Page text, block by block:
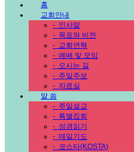
홈
교회안내
- 인사말
- 목표와 비전
- 교회연혁
- 예배 및 모임
- 오시는 길
- 주일주보
- 자료실
말 씀
- 주일설교
- 특별집회
- 성경읽기
- 매일기도
- 코스타(KOSTA)